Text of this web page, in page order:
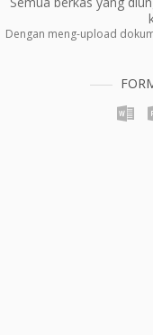
Dengan meng-upload